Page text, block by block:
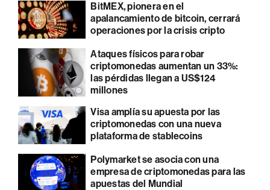
BitMEX, pionera en el
apalancamiento de bitcoin, cerrará
operaciones por la crisis cripto
Ataques físicos para robar
criptomonedas aumentan un 33%:
las pérdidas llegan a US$124
millones
Visa amplía su apuesta por las
criptomonedas con una nueva
plataforma de stablecoins
Polymarket se asocia con una
empresa de criptomonedas para las
apuestas del Mundial